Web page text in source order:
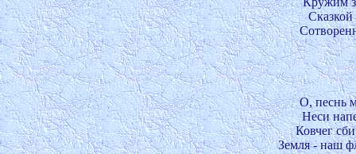
Сказкой
О, песнь
Неси
Ковчег
Земля - наш